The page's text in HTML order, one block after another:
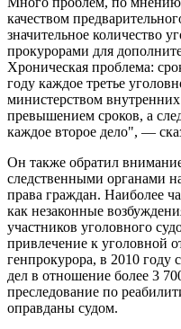
качеством
значительное количество
прокурорами для
Хроническая проблема:
году каждое третье
министерством
превышением сроков, а
каждое второе дело", —
Он также обратил
следственными органами
права граждан. Наиболее
как незаконные
участников уголовного
привлечение к уголовной
генпрокурора, в 2010 году
дел в отношение более 3
преследование по
оправданы судом.